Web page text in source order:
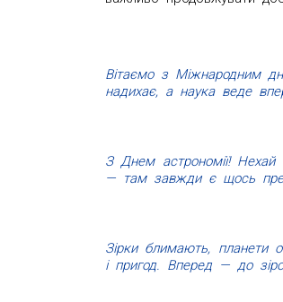
Вітаємо з Міжнародним
надихає, а наука веде
З Днем астрономії!
— там завжди є щось
Зірки блимають, планети
і пригод. Вперед — до